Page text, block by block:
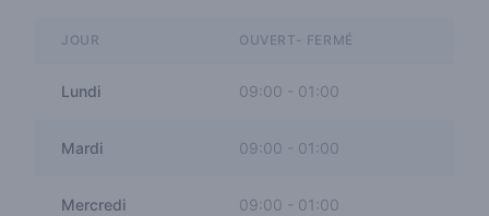
JOUR OUVERT- FERMÉ
Lundi 09:00 - 01:00
Mardi 09:00 01:00
Mercredi 09:00 - 01:00